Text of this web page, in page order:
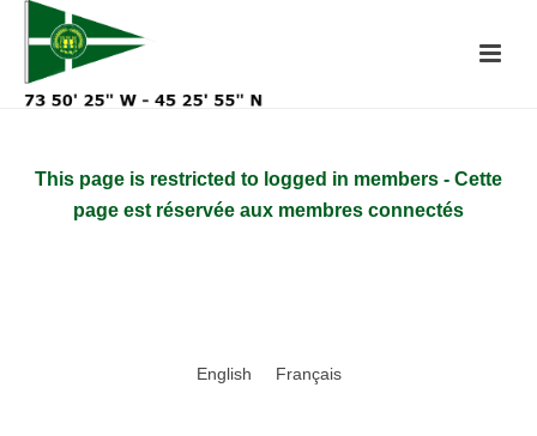
This page is restricted to logged in members - Cette
page est réservée aux membres connectés
English Français